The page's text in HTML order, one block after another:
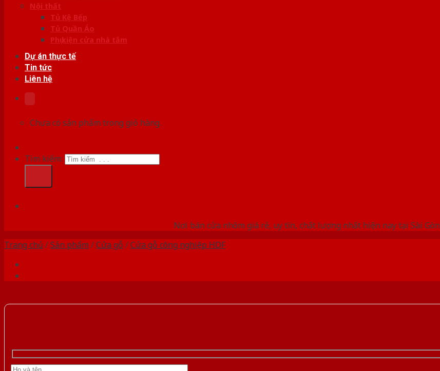
Nội thất
Tủ Kệ Bếp
Tủ Quần Áo
Phụ kiện cửa nhà tắm
Dự án thực tế
Tin tức
Liên hệ
Chưa có sản phẩm trong giỏ hàng.
Tìm kiếm:
Nơi bán cửa nhôm giá rẻ, uy tín, chất lượng nhất hiện nay tại Sài Gòn
Trang chủ /Sản phẩm /Cửa gỗ /Cửa gỗ công nghiệp HDF